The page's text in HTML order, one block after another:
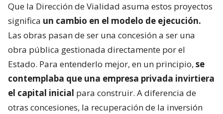
Que la Dirección de Vialidad asuma estos proyectos
significa un cambio en el modelo de ejecución.
Las obras pasan de ser una concesión a ser una
obra pública gestionada directamente por el
Estado. Para entenderlo mejor, en un principio, se
contemplaba que una empresa privada invirtiera
el capital inicial para construir. A diferencia de
otras concesiones, la recuperación de la inversión